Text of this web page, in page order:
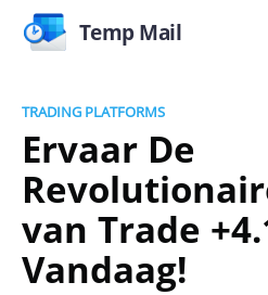
Temp Mail
TRADING PLATFORMS
Ervaar De
van Trade
Vandaag!